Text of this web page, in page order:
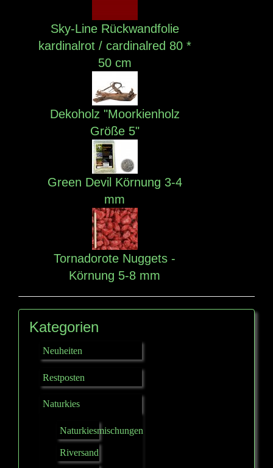
Sky-Line Rückwandfolie
kardinalrot / cardinalred 80 *
50 cm
Dekoholz "Moorkienholz
Größe 5"
Green Devil Körnung 3-4
mm
Tornadorote Nuggets -
Körnung 5-8 mm
Kategorien
Neuheiten
Restposten
Naturkies
Naturkiesmischungen
Riversand